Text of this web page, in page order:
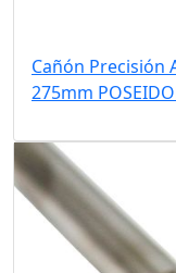
Cañón Precisión
275mm